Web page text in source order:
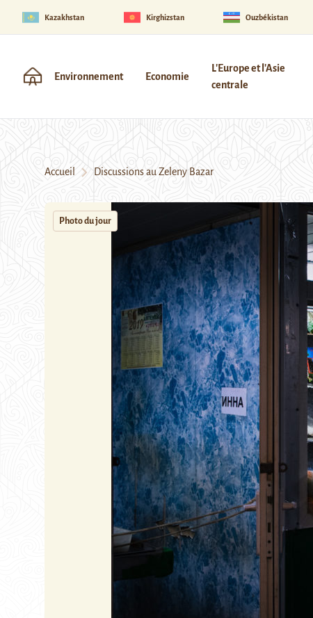
Kazakhstan Kirghizstan Ouzbékistan
Environnement Economie
L'Europe et l'Asie
centrale
Accueil Discussions au Zeleny Bazar
Photo du jour